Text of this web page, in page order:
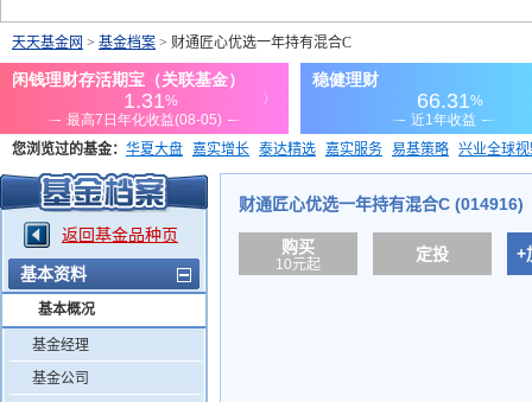
天天基金网 > 基金档案 > 财通匠心优选一年持有混合C
您浏览过的基金： 华夏大盘 嘉实增长 泰达精选 嘉实服务 易基策略 兴业全球
添富优势 华安宏利 上证180价值ETF
返回基金品种页
基本资料
基本概况
基金经理
基金公司
财通匠心优选一年持有混合C (014916)
购买
10元起
定投 +